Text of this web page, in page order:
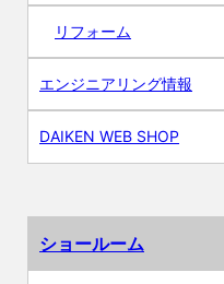
リフォーム
エンジニアリング情報
DAIKEN WEB SHOP
ショールーム